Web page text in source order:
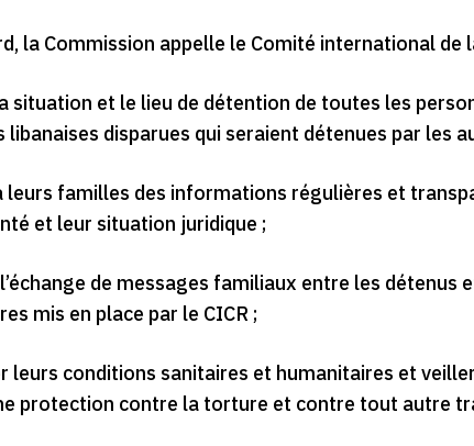
la Commission appelle le Comité international de
situation et le lieu de détention de toutes les
libanaises disparues qui seraient détenues par les
leurs familles des informations régulières et
et leur situation juridique ;
de messages familiaux entre les
mis en place par le CICR ;
leurs conditions sanitaires et humanitaires et
protection contre la torture et contre tout autre